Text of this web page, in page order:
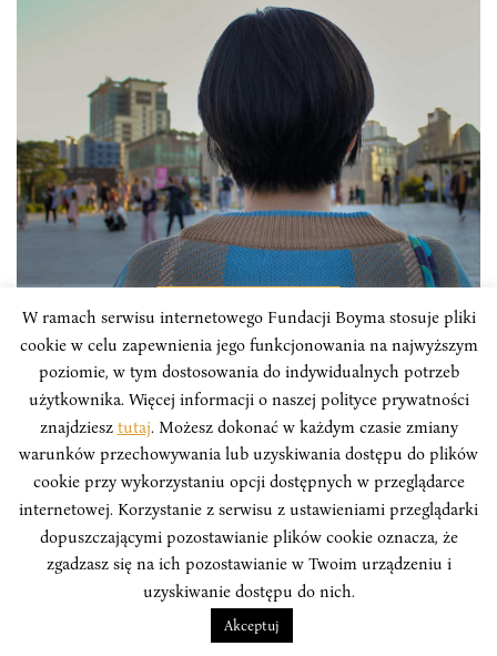
Czy walka o równouprawnienie kobiet
w Korei Południowej jest wyjątkowa?
Celem artykułu jest pokazanie walki kobiet
południowokoreańskich o równouprawnienie w
społeczeństwie, przedstawienie czynników budujących
ruch feministyczny, omówienie aktualnego stanu
prawnego dotyczącego zabezpieczenia praw kobiet jak
również pokazanie rzeczywistej sytuacji zawodowej
kobiet w Korei Południowej w 2020 roku.
W ramach serwisu internetowego Fundacji Boyma stosuje pliki
cookie w celu zapewnienia jego funkcjonowania na najwyższym
poziomie, w tym dostosowania do indywidualnych potrzeb
użytkownika. Więcej informacji o naszej polityce prywatności
znajdziesz tutaj. Możesz dokonać w każdym czasie zmiany
warunków przechowywania lub uzyskiwania dostępu do plików
cookie przy wykorzystaniu opcji dostępnych w przeglądarce
internetowej. Korzystanie z serwisu z ustawieniami przeglądarki
dopuszczającymi pozostawianie plików cookie oznacza, że
zgadzasz się na ich pozostawianie w Twoim urządzeniu i
uzyskiwanie dostępu do nich.
Akceptuj